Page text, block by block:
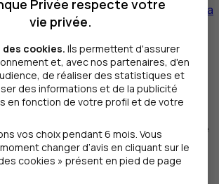
des causes qui vous tiennent à cœur,
la
juridique adaptée, la mesure des
et la mise en place effective dans la
accompagnement personnalisé,
pour des projets philanthropiques
la mise en œuvre des Actions de
à l’investisseur d’un fonds de
générés par le fonds à un
non lucratif par l’intermédiaire d’une
Privée respecte votre
vie privée.
cookies. Ils permettent d'assurer
et, avec nos partenaires, d'en
de réaliser des statistiques et
des informations et de la publicité
en fonction de votre profil et de votre
vos choix pendant 6 mois. Vous
changer d’avis en cliquant sur le
cookies » présent en pied de page